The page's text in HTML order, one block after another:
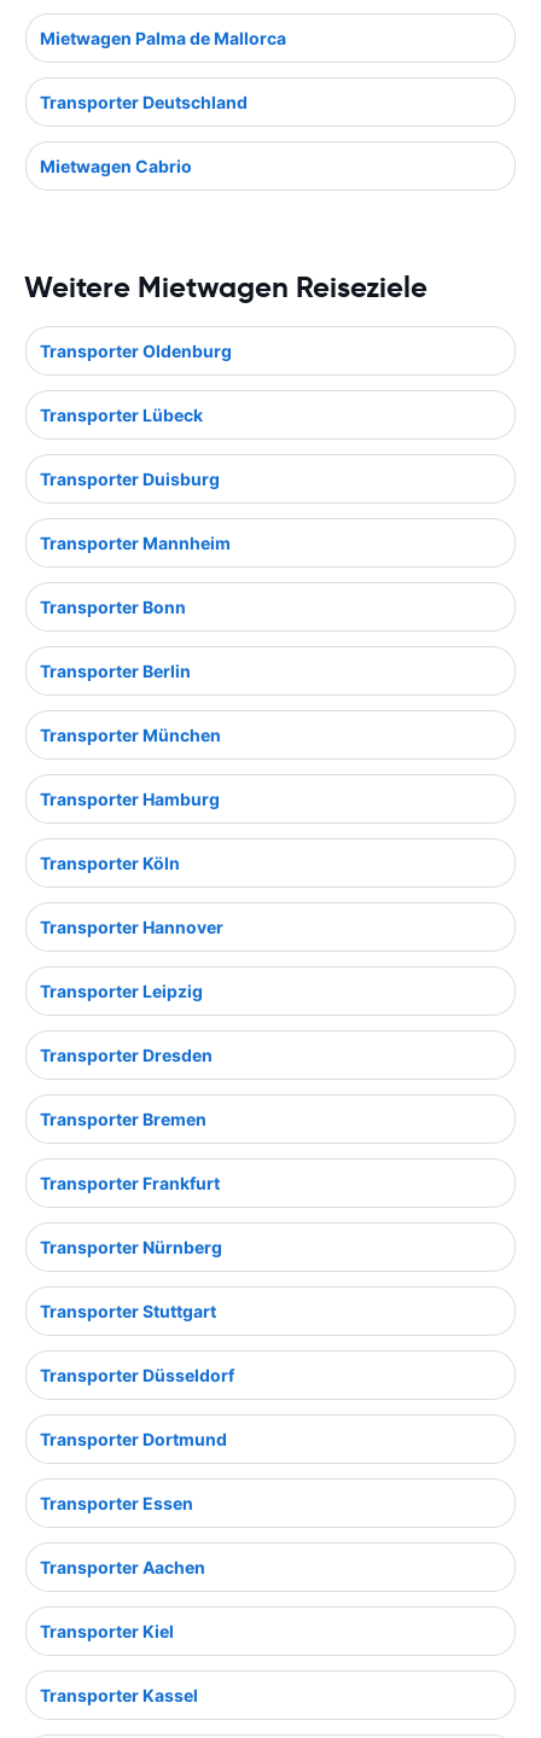
Mietwagen Palma de Mallorca
Transporter Deutschland
Mietwagen Cabrio
Weitere Mietwagen Reiseziele
Transporter Oldenburg
Transporter Lübeck
Transporter Duisburg
Transporter Mannheim
Transporter Bonn
Transporter Berlin
Transporter München
Transporter Hamburg
Transporter Köln
Transporter Hannover
Transporter Leipzig
Transporter Dresden
Transporter Bremen
Transporter Frankfurt
Transporter Nürnberg
Transporter Stuttgart
Transporter Düsseldorf
Transporter Dortmund
Transporter Essen
Transporter Aachen
Transporter Kiel
Transporter Kassel